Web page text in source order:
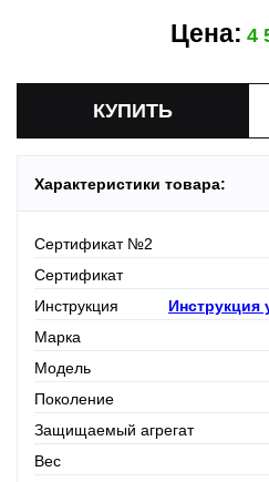
Цена: 4
Характеристики товара:
Сертификат №2
Сертификат
Инструкция
Инструкция
Марка
Модель
Поколение
Защищаемый агрегат
Вес